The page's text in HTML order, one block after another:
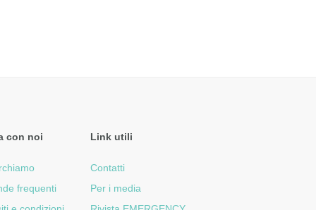
con noi
frequenti
Link utili
Contatti
Per i media